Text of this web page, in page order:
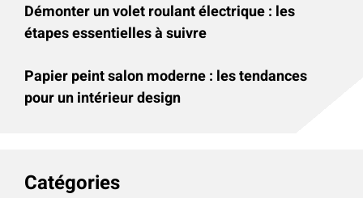
Démonter un volet roulant électrique : les
étapes essentielles à suivre
Papier peint salon moderne : les tendances
pour un intérieur design
Catégories